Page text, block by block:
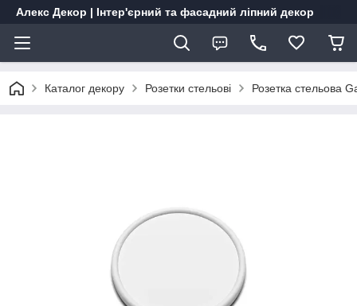
Алекс Декор | Інтер'єрний та фасадний ліпний декор
Каталог декору Розетки стельові Розетка стельова